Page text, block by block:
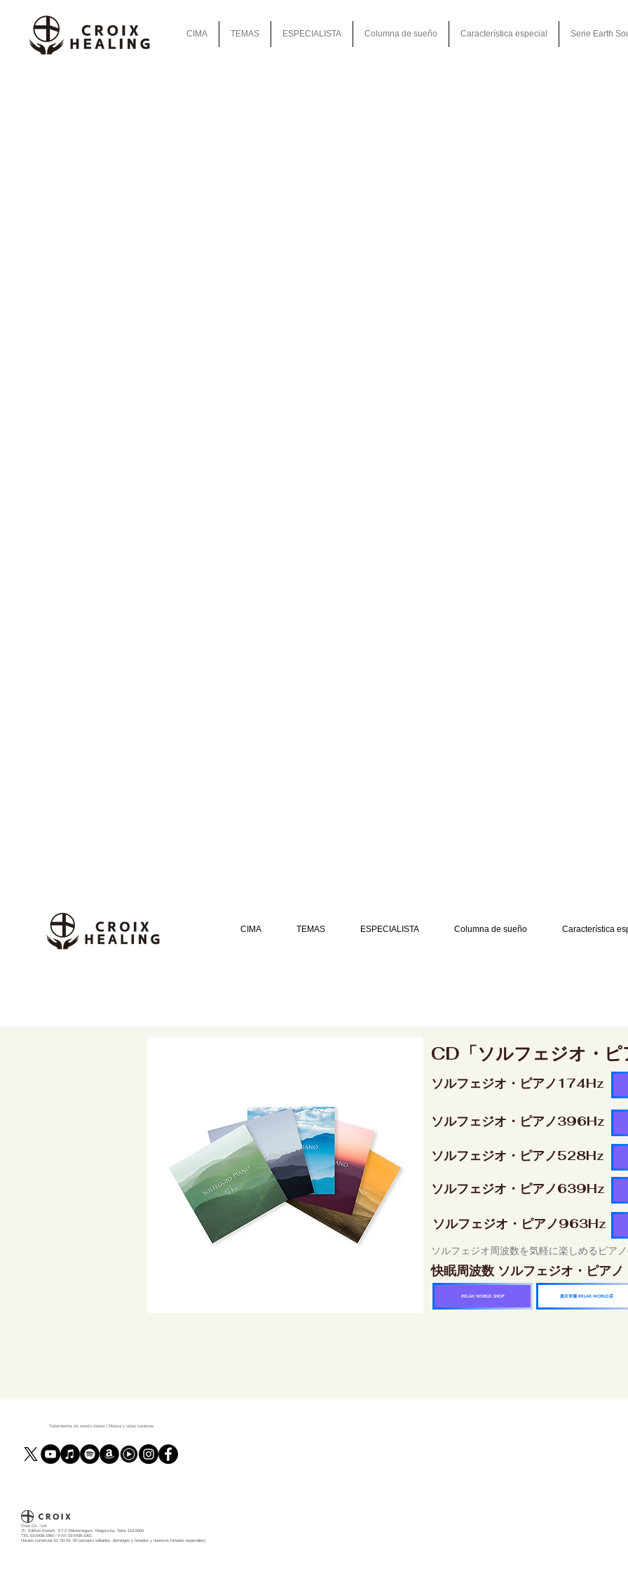
CIMA TEMAS ESPECIALISTA Columna de sueño Característica especial Serie Earth
CIMA TEMAS ESPECIALISTA Columna de sueño Característica
CD「ソルフェジオ・
ソルフェジオ・ピアノ174Hz
ソルフェジオ・ピアノ396Hz
ソルフェジオ・ピアノ528Hz
ソルフェジオ・ピアノ639Hz
ソルフェジオ・ピアノ963Hz
ソルフェジオ周波数を気軽に楽しめるピア
快眠周波数 ソルフェジオ・ピア
RELAX WORLD SHOP 楽天市場 RELAX WORLD店
Tratamientos de sonido diarios | Música y video curativos
Croix Co., Ltd.
7F, Edificio Konishi, 3-7-2 Shimomeguro, Meguro-ku, Tokio 153-0064
TEL 03-5436-1960 / FAX 03-5436-1961
Horario comercial 10: 00-19: 00 (excepto sábados, domingos y feriados y nuestros feriados especiales)